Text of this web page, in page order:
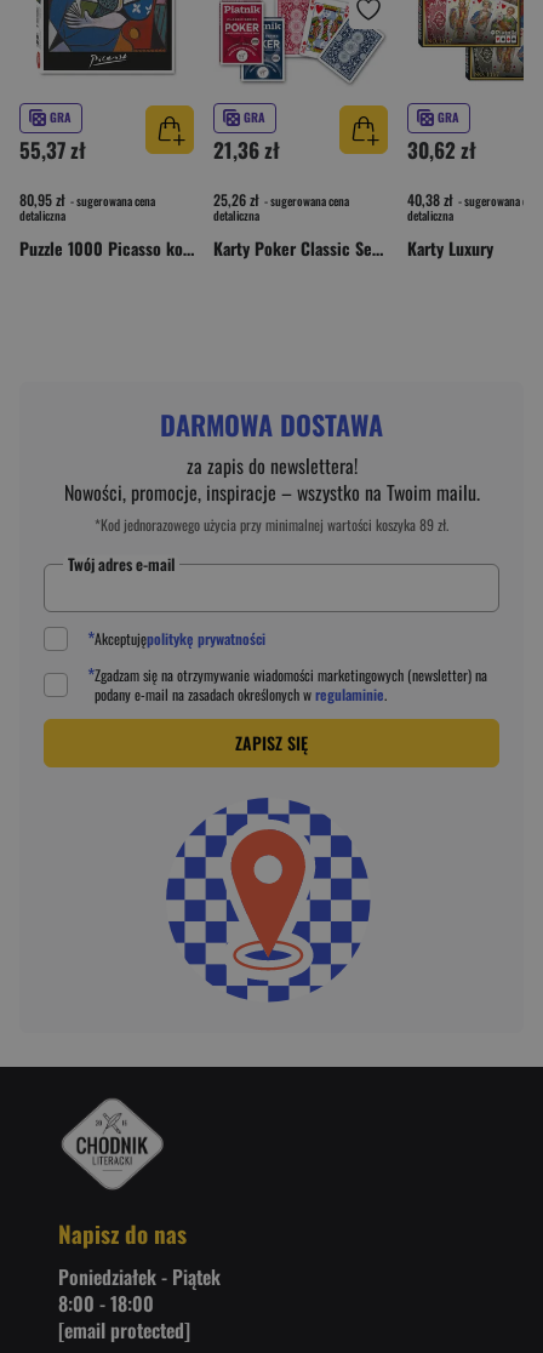
GRA
55,37 zł
80,95 zł - sugerowana cena
detaliczna
Puzzle 1000 Picasso kobieta z książką
GRA
21,36 zł
25,26 zł - sugerowana cena
detaliczna
Karty Poker Classic Series
GRA
30,62 zł
40,38 zł - sugerowana cena
detaliczna
Karty Luxury
DARMOWA DOSTAWA
za zapis do newslettera!
Nowości, promocje, inspiracje – wszystko na Twoim mailu.
*Kod jednorazowego użycia przy minimalnej wartości koszyka 89 zł.
Twój adres e-mail
*Akceptujępolitykę prywatności
*Zgadzam się na otrzymywanie wiadomości marketingowych (newsletter) na
podanye-mail na zasadach określonych wregulaminie.
ZAPISZ SIĘ
Napisz do nas
Poniedziałek - Piątek
8:00 - 18:00
[email protected]